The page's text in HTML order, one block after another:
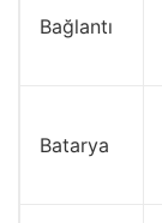
Bağlantı
Batarya